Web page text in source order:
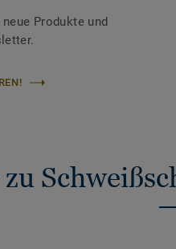
Produkte und